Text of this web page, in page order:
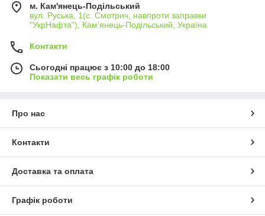
м. Кам'янець-Подільський
вул. Руська, 1(с. Смотрич, навпроти заправки
"УкрНафта"), Кам'янець-Подільський, Україна
Контакти
Сьогодні працює з 10:00 до 18:00
Показати весь графік роботи
Про нас
Контакти
Доставка та оплата
Графік роботи